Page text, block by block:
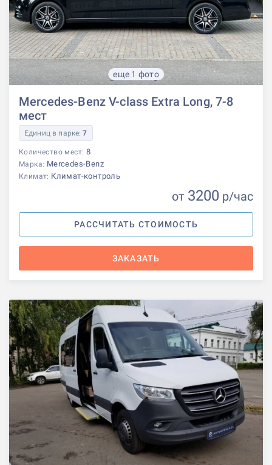
еще 1 фото
Mercedes-Benz V-class Extra Long, 7-8
мест
Единиц в парке:7
Количество мест: 8
Марка: Mercedes-Benz
Климат: Климат-контроль
от 3200 р/час
РАССЧИТАТЬ СТОИМОСТЬ
ЗАКАЗАТЬ